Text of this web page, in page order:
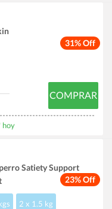
31% Off
COMPRAR
hoy
23% Off
Satiety Support
2 x 1.5 kg